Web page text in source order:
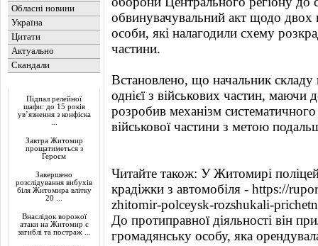
Обласні новини
Україна
Цитати
Актуально
Скандали
Підпал релейної
шафи: до 15 років
ув’язнення з конфіска
Завтра Житомир
прощатиметься з
Героєм
Завершено
розслідування вибухів
біля Житомира влітку
20 ...
Внаслідок ворожої
атаки на Житомир є
загиблі та постраж ...
обвинувачувальний акт щодо двох
особи, які налагодили схему
частини.
Встановлено, що начальник складу
однієї з військових частин, маючи
розробив механізм
військової частини з метою
Читайте також: У Житомирі
крадіжки з автомобіля - https://
zhitomir-polceysk-rozshukali-
До протиправної діяльності він
громадянську особу, яка